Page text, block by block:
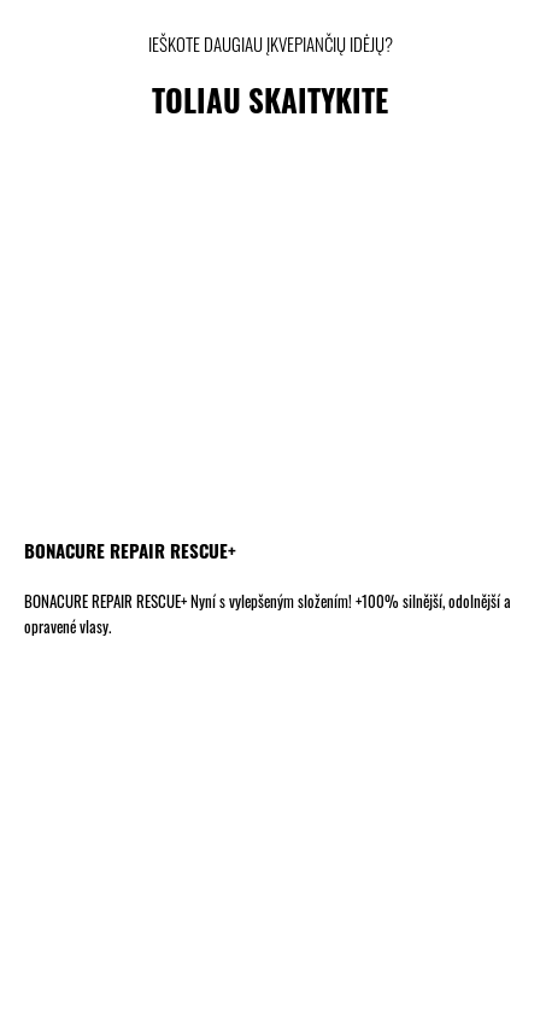
IEŠKOTE DAUGIAU ĮKVEPIANČIŲ IDĖJŲ?
TOLIAU SKAITYKITE
BONACURE REPAIR RESCUE+
BONACURE REPAIR RESCUE+ Nyní s vylepšeným složením! +100% silnější, odolnější a
opravené vlasy.